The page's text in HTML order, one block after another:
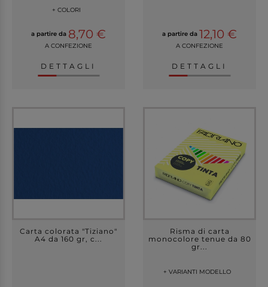
+ COLORI
a partire da 8,70 €
A CONFEZIONE
DETTAGLI
a partire da 12,10 €
A CONFEZIONE
DETTAGLI
Carta colorata "Tiziano"
A4 da 160 gr, c...
Risma di carta
monocolore tenue da 80
gr...
+ VARIANTI MODELLO